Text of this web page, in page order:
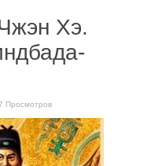
Хэ.
Просмотров